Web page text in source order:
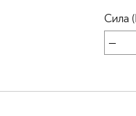
Сила
—